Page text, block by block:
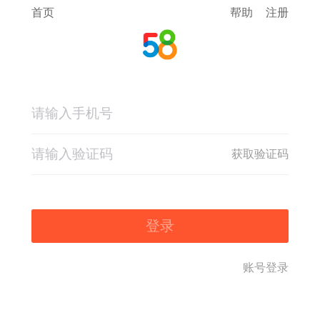
首页 帮助 注册
获取验证码
登录
账号登录